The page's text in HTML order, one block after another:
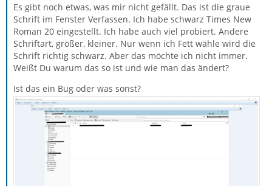
Es gibt noch etwas, was mir nicht gefällt. Das ist die graue
Schrift im Fenster Verfassen. Ich habe schwarz Times New
Roman 20 eingestellt. Ich habe auch viel probiert. Andere
Schriftart, größer, kleiner. Nur wenn ich Fett wähle wird die
Schrift richtig schwarz. Aber das möchte ich nicht immer.
Weißt Du warum das so ist und wie man das ändert?
Ist das ein Bug oder was sonst?